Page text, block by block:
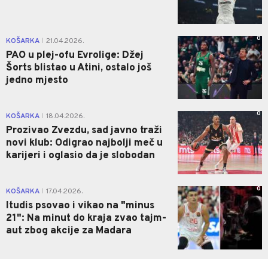
KOŠARKA 21.04.2026.
PAO u plej-ofu Evrolige: Džej
Šorts blistao u Atini, ostalo još
jedno mjesto
0
KOŠARKA 18.04.2026.
Prozivao Zvezdu, sad javno traži
novi klub: Odigrao najbolji meč u
karijeri i oglasio da je slobodan
0
KOŠARKA 17.04.2026.
Itudis psovao i vikao na "minus
21": Na minut do kraja zvao tajm-
aut zbog akcije za Madara
0